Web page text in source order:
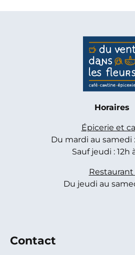
Horaires
Épicerie et
Du mardi au samedi
Sauf jeudi : 12h
Restaurant
Du jeudi au
Contact